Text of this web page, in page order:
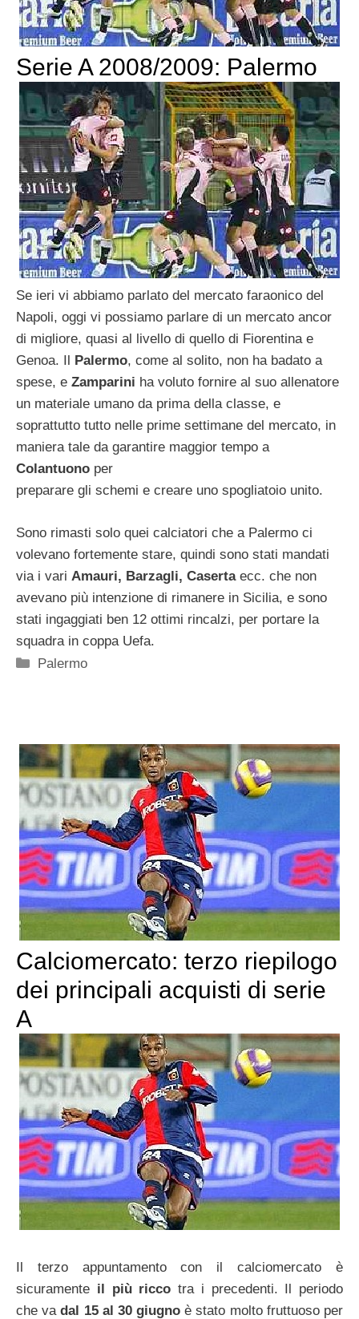
Serie A 2008/2009: Palermo
Se ieri vi abbiamo parlato del mercato faraonico del
Napoli, oggi vi possiamo parlare di un mercato ancor
di migliore, quasi al livello di quello di Fiorentina e
Genoa. Il Palermo, come al solito, non ha badato a
spese, e Zamparini ha voluto fornire al suo allenatore
un materiale umano da prima della classe, e
soprattutto tutto nelle prime settimane del mercato, in
maniera tale da garantire maggior tempo a
Colantuono per
preparare gli schemi e creare uno spogliatoio unito.
Sono rimasti solo quei calciatori che a Palermo ci
volevano fortemente stare, quindi sono stati mandati
via i vari Amauri, Barzagli, Casertaecc. che non
avevano più intenzione di rimanere in Sicilia, e sono
stati ingaggiati ben 12 ottimi rincalzi, per portare la
squadra in coppa Uefa.
Categorie
Palermo
Calciomercato: terzo riepilogo
dei principali acquisti di serie
A
Il terzo appuntamento con il calciomercato è
sicuramente il più ricco tra i precedenti. Il periodo
che vadal 15 al 30 giugno è stato molto fruttuoso per